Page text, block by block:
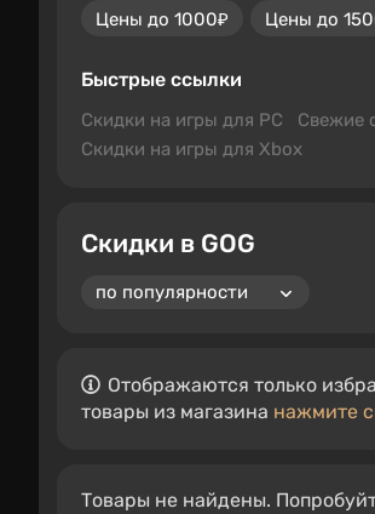
Цены до 1000₽
Цены до
Быстрые ссылки
Скидки на игры для PC Свежие
Скидки на игры для Xbox
Скидки в GOG
Отображаются только
товары из магазина нажмите
Товары не найдены.